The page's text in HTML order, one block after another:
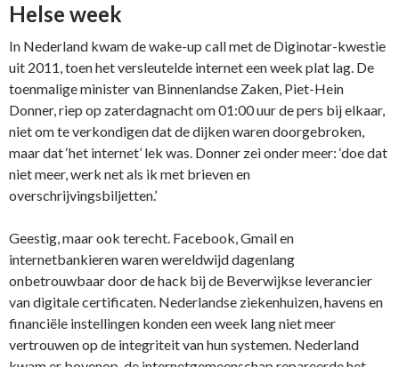
Helse week
In Nederland kwam de wake-up call met de Diginotar-kwestie
uit 2011, toen het versleutelde internet een week plat lag. De
toenmalige minister van Binnenlandse Zaken, Piet-Hein
Donner, riep op zaterdagnacht om 01:00 uur de pers bij elkaar,
niet om te verkondigen dat de dijken waren doorgebroken,
maar dat ‘het internet’ lek was. Donner zei onder meer: ‘doe dat
niet meer, werk net als ik met brieven en
overschrijvingsbiljetten.’
Geestig, maar ook terecht. Facebook, Gmail en
internetbankieren waren wereldwijd dagenlang
onbetrouwbaar door de hack bij de Beverwijkse leverancier
van digitale certificaten. Nederlandse ziekenhuizen, havens en
financiële instellingen konden een week lang niet meer
vertrouwen op de integriteit van hun systemen. Nederland